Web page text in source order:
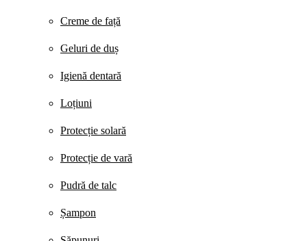
Creme de față
Geluri de duș
Igienă dentară
Loțiuni
Protecție solară
Protecție de vară
Pudră de talc
Șampon